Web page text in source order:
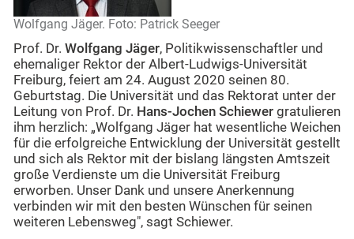
Wolfgang Jäger. Foto: Patrick Seeger
Prof. Dr. Wolfgang Jäger, Politikwissenschaftler und
ehemaliger Rektor der Albert-Ludwigs-Universität
Freiburg, feiert am 24. August 2020 seinen 80.
Geburtstag. Die Universität und das Rektorat unter der
Leitung von Prof. Dr. Hans-Jochen Schiewer gratulieren
ihm herzlich: „Wolfgang Jäger hat wesentliche Weichen
für die erfolgreiche Entwicklung der Universität gestellt
und sich als Rektor mit der bislang längsten Amtszeit
große Verdienste um die Universität Freiburg
erworben. Unser Dank und unsere Anerkennung
verbinden wir mit den besten Wünschen für seinen
weiteren Lebensweg", sagt Schiewer.